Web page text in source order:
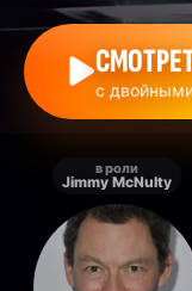
с
в роли
Jimmy McNulty